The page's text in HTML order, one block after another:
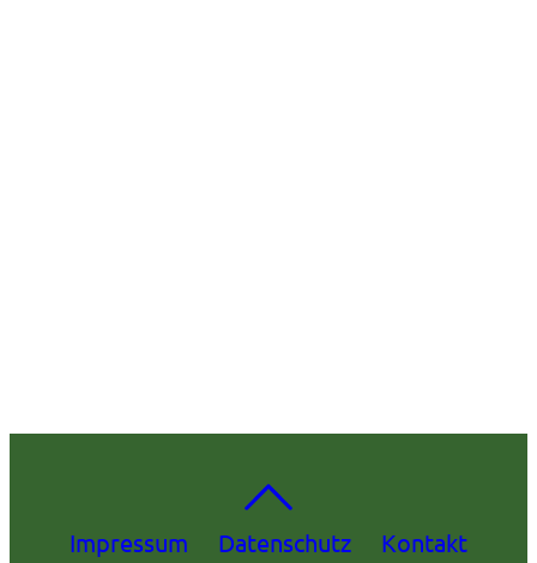
Impressum Datenschutz
Kontakt